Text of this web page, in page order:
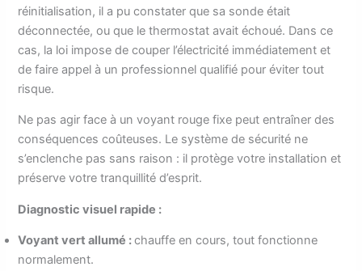
réinitialisation, il a pu constater que sa sonde était
déconnectée, ou que le thermostat avait échoué. Dans ce
cas, la loi impose de couper l’électricité immédiatement et
de faire appel à un professionnel qualifié pour éviter tout
risque.
Ne pas agir face à un voyant rouge fixe peut entraîner des
conséquences coûteuses. Le système de sécurité ne
s’enclenche pas sans raison : il protège votre installation et
préserve votre tranquillité d’esprit.
Diagnostic visuel rapide :
Voyant vert allumé :chauffe en cours, tout fonctionne
normalement.